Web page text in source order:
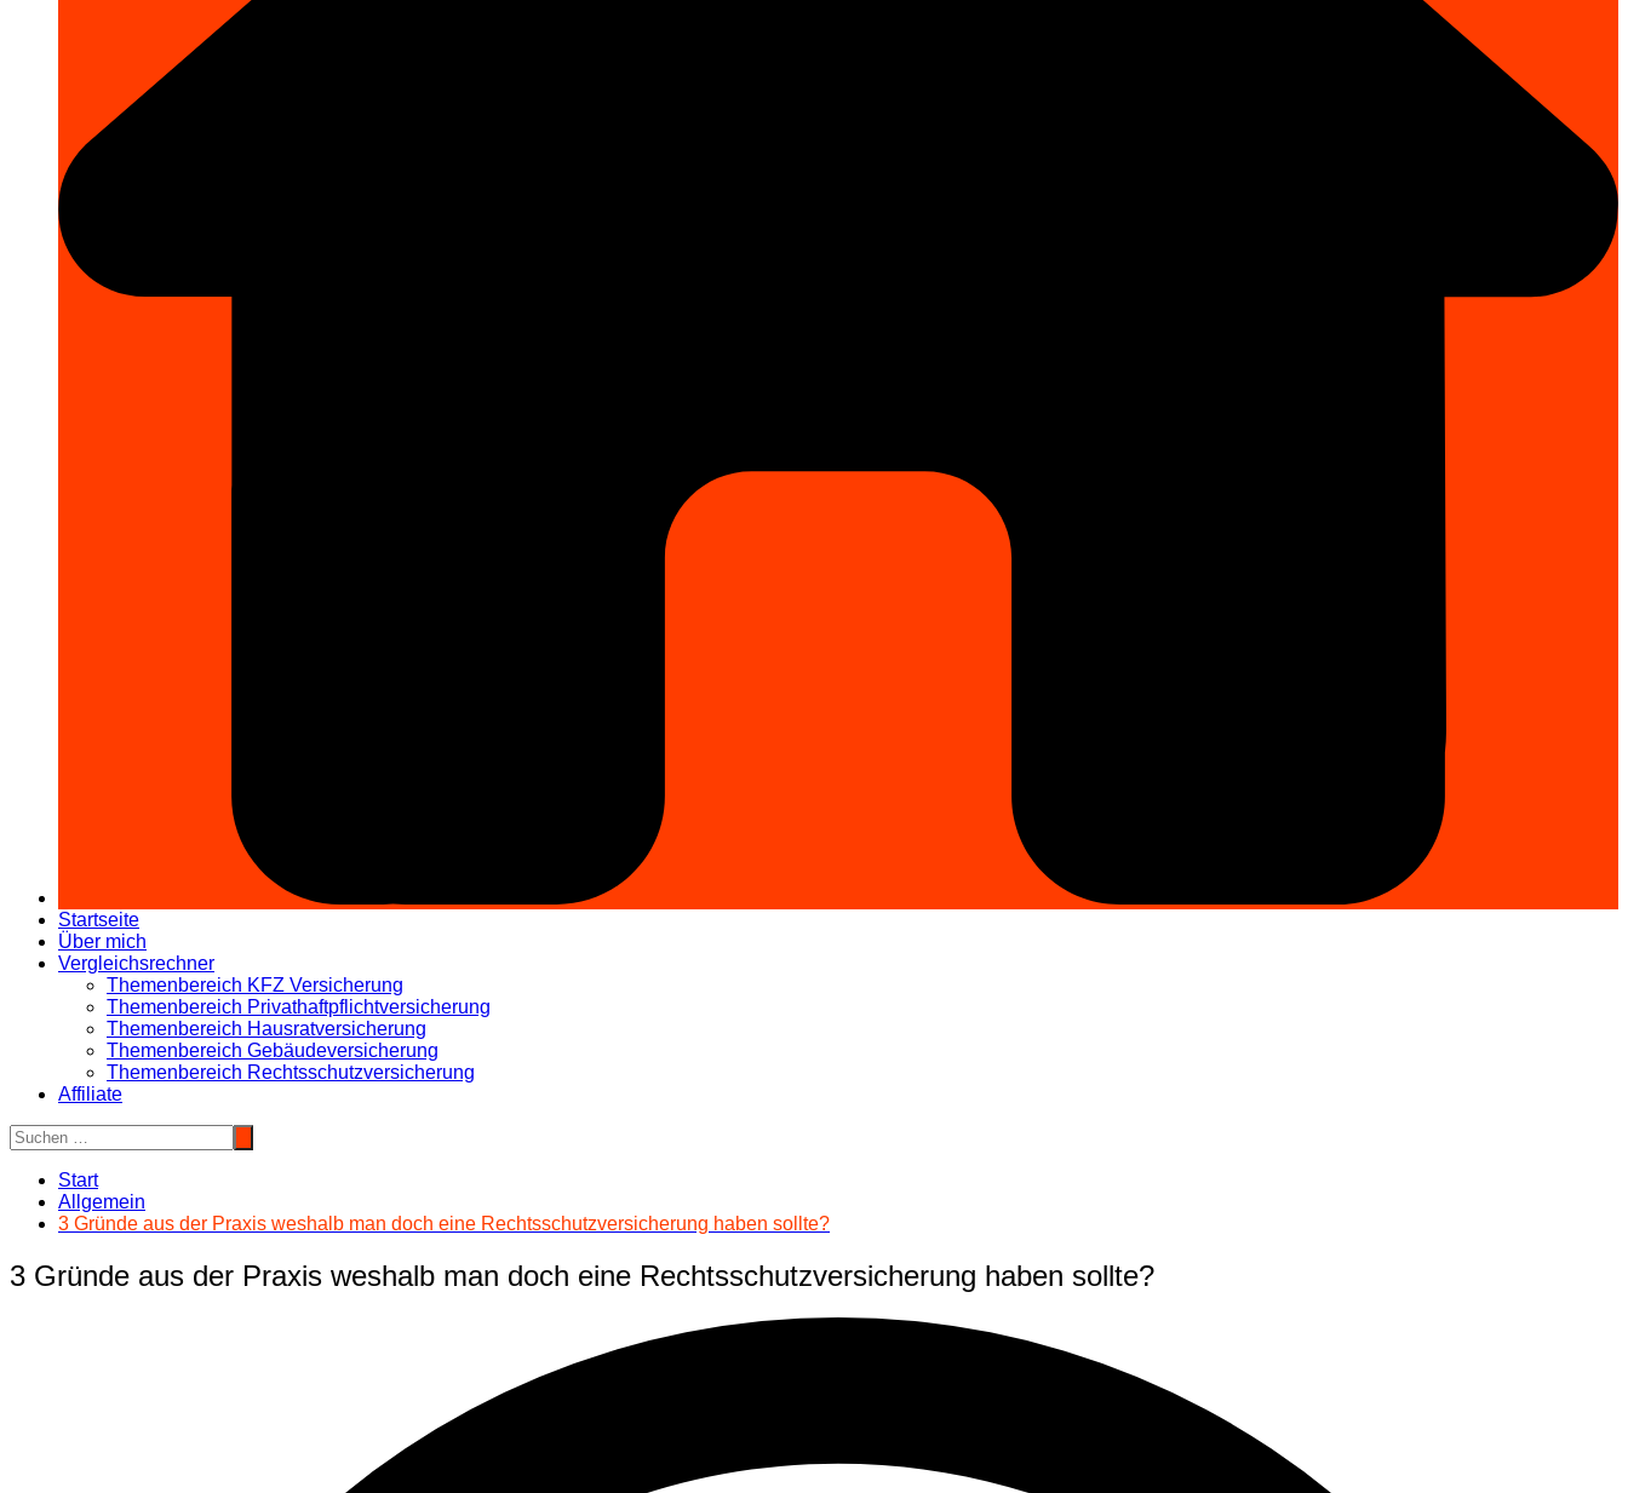
Startseite
Über mich
Vergleichsrechner
Themenbereich KFZ Versicherung
Themenbereich Privathaftpflichtversicherung
Themenbereich Hausratversicherung
Themenbereich Gebäudeversicherung
Themenbereich Rechtsschutzversicherung
Affiliate
Start
Allgemein
3 Gründe aus der Praxis weshalb man doch eine Rechtsschutzversicherung haben sollte?
3 Gründe aus der Praxis weshalb man doch eine Rechtsschutzversicherung haben sollte?